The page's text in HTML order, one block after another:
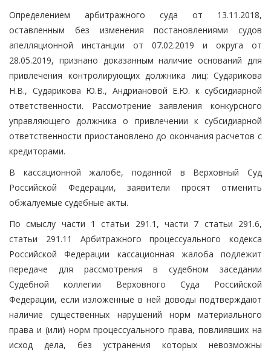
Определением арбитражного суда от 13.11.2018,
оставленным без изменения постановлениями судов
апелляционной инстанции от 07.02.2019 и округа от
28.05.2019, признано доказанным наличие оснований для
привлечения контролирующих должника лиц: Сударикова
Н.В., Сударикова Ю.В., Андриановой Е.Ю. к субсидиарной
ответственности. Рассмотрение заявления конкурсного
управляющего должника о привлечении к субсидиарной
ответственности приостановлено до окончания расчетов с
кредиторами.
В кассационной жалобе, поданной в Верховный Суд
Российской Федерации, заявители просят отменить
обжалуемые судебные акты.
По смыслу части 1 статьи 291.1, части 7 статьи 291.6,
статьи 291.11 Арбитражного процессуального кодекса
Российской Федерации кассационная жалоба подлежит
передаче для рассмотрения в судебном заседании
Судебной коллегии Верховного Суда Российской
Федерации, если изложенные в ней доводы подтверждают
наличие существенных нарушений норм материального
права и (или) норм процессуального права, повлиявших на
исход дела, без устранения которых невозможны